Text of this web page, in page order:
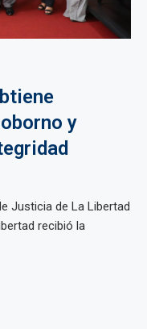
y
Justicia de La Libertad
recibió la